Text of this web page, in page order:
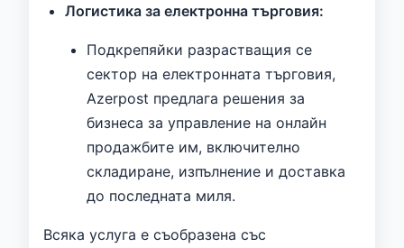
Логистика за електронна търговия:
Подкрепяйки разрастващия се
сектор на електронната търговия,
Azerpost предлага решения за
бизнеса за управление на онлайн
продажбите им, включително
складиране, изпълнение и доставка
до последната миля.
Всяка услуга е съобразена със